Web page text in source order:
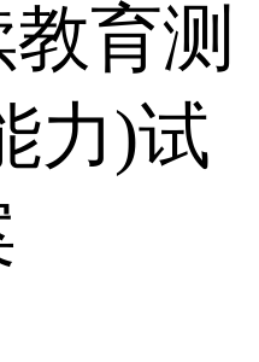
育测
力)试